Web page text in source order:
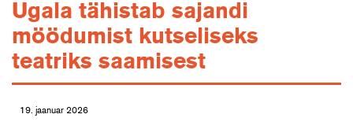
Ugala tähistab sajandi
möödumist kutseliseks
teatriks saamisest
19. jaanuar 2026